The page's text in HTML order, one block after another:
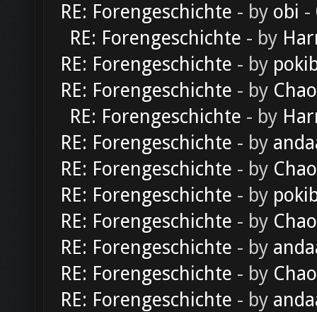
RE: Forengeschichte - by obi -
RE: Forengeschichte - by
RE: Forengeschichte - by
RE: Forengeschichte - by
RE: Forengeschichte - by
RE: Forengeschichte - by
RE: Forengeschichte - by
RE: Forengeschichte - by
RE: Forengeschichte - by
RE: Forengeschichte - by
RE: Forengeschichte - by
RE: Forengeschichte - by